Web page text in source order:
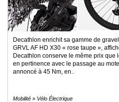
Decathlon enrichit sa gamme de
GRVL AF HD X30 « rose taupe »,
Decathlon conserve le même prix que
en pertinence avec le passage au
annoncé à 45 Nm, en..
Mobilité » Vélo Électrique